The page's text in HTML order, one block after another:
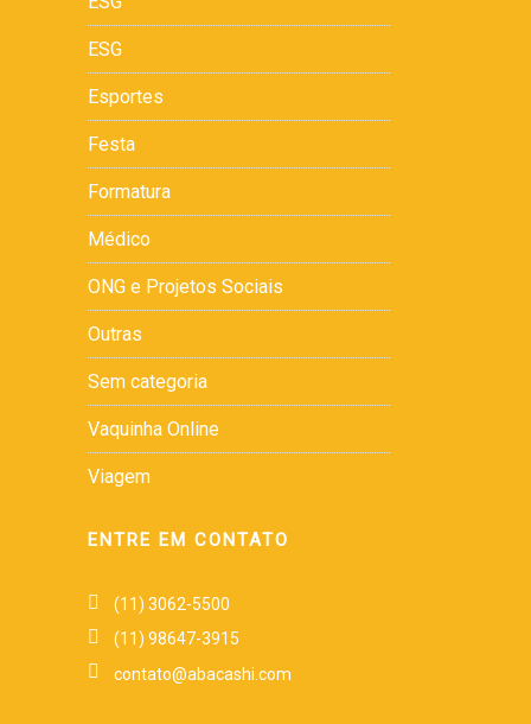
ESG
Esportes
Festa
Formatura
Médico
ONG e Projetos Sociais
Outras
Sem categoria
Vaquinha Online
Viagem
ENTRE EM CONTATO
(11) 3062-5500
(11) 98647-3915
contato@abacashi.com